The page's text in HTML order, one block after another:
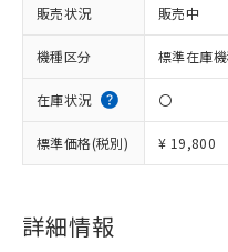
販売状況 販売中
機種区分 標準在庫
在庫状況 〇
標準価格(税別) ¥ 19,800
詳細情報